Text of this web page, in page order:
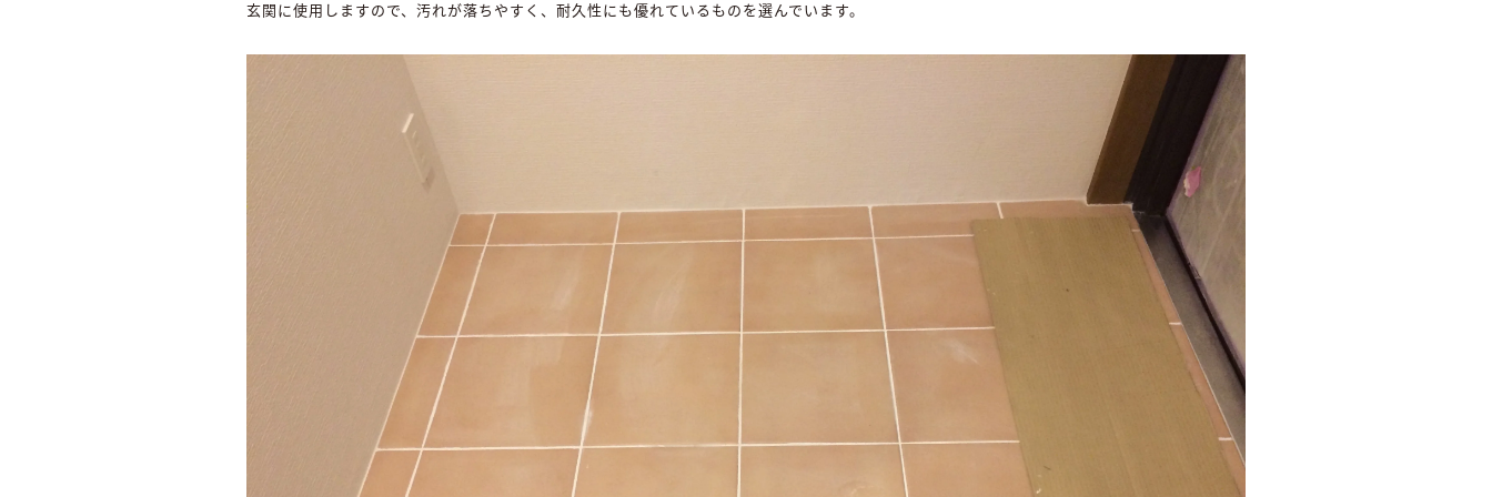
玄関に使用しますので、汚れが落ちやすく、耐久性にも優れているものを選んでいます。